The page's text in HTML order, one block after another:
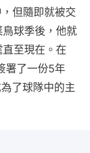
但隨即就被交
球季後，他就
至現在。在
署了一份5年
了球隊中的主